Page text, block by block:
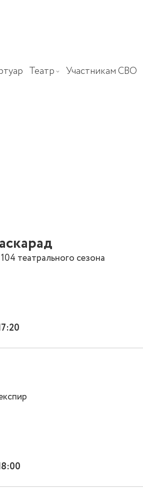
Театр Участникам СВО
театрального сезона